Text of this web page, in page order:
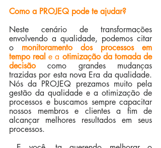
Como a PROJEQ pode te ajudar?
Neste cenário de transformações
envolvendo a qualidade, podemos citar
o monitoramento dos processos em
tempo real e a otimização da tomada de
decisão como grandes mudanças
trazidas por esta nova Era da qualidade.
Nós da PROJEQ prezamos muito pela
gestão da qualidade e a otimização de
processos e buscamos sempre capacitar
nossos membros e clientes a fim de
alcançar melhores resultados em seus
processos.